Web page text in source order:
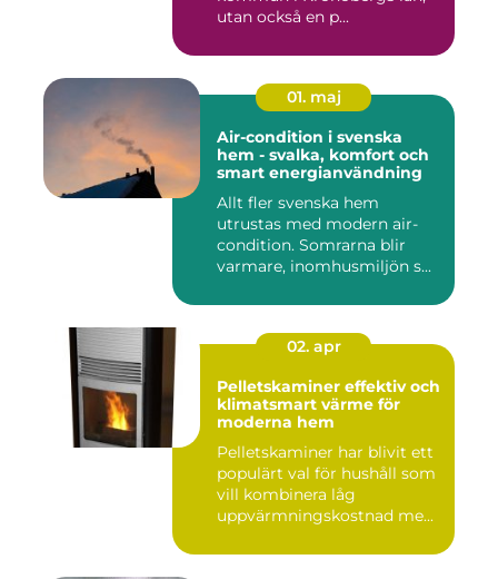
utan också en p...
01. maj
Air-condition i svenska
hem - svalka, komfort och
smart energianvändning
Allt fler svenska hem
utrustas med modern air-
condition. Somrarna blir
varmare, inomhusmiljön s...
02. apr
Pelletskaminer effektiv och
klimatsmart värme för
moderna hem
Pelletskaminer har blivit ett
populärt val för hushåll som
vill kombinera låg
uppvärmningskostnad me...